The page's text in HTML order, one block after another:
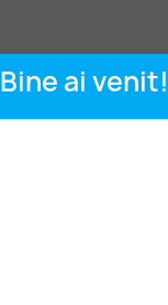
Bine ai venit!